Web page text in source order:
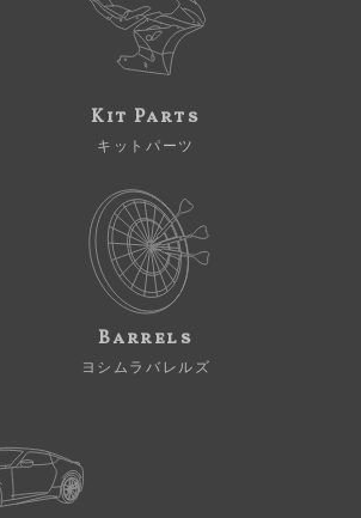
Kit Parts
キットパーツ
Barrels
ヨシムラバレルズ